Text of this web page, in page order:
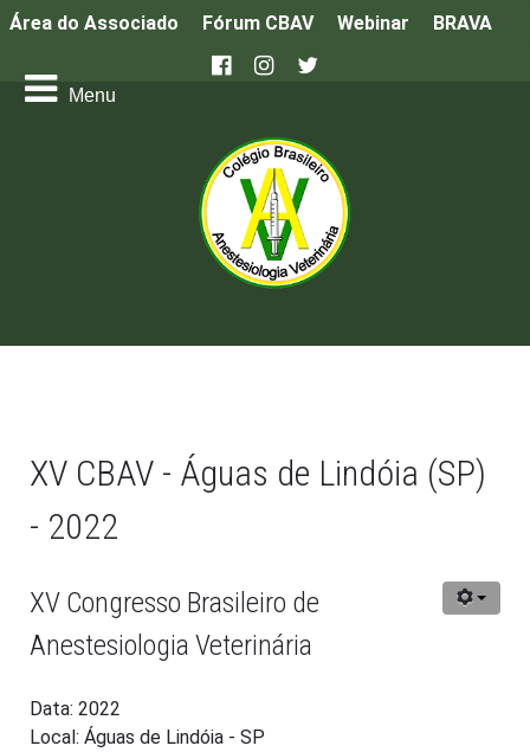
Área do Associado Fórum CBAV Webinar BRAVA
XV CBAV - Águas de Lindóia (SP)
- 2022
XV Congresso Brasileiro de
Anestesiologia Veterinária
Data: 2022
Local: Águas de Lindóia - SP